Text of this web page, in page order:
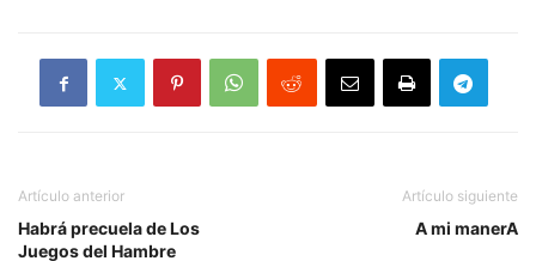
Artículo anterior
Habrá precuela de Los
Juegos del Hambre
Artículo siguiente
A mi manerA